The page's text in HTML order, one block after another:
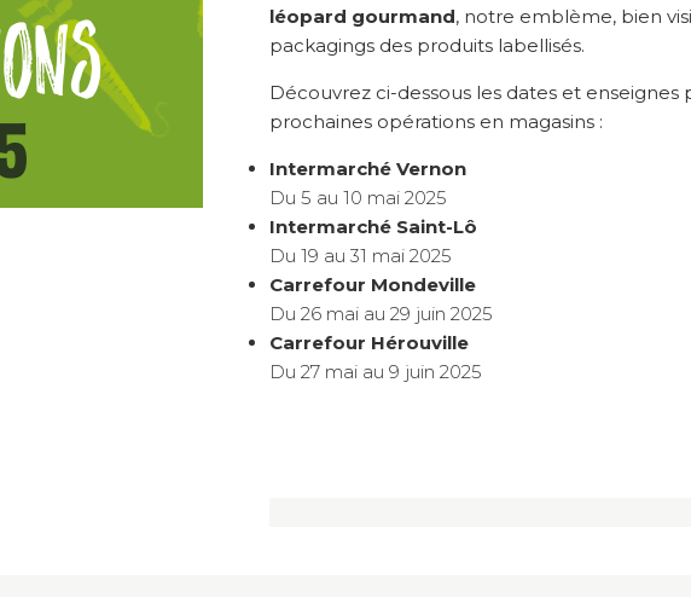
léopard gourmand, notre emblème, bien
packagings des produits labellisés.
Découvrez ci-dessous les dates et enseignes
prochaines opérations en magasins :
Intermarché Vernon
Du 5 au 10 mai 2025
Intermarché Saint-Lô
Du 19 au 31 mai 2025
Carrefour Mondeville
Du 26 mai au 29 juin 2025
Carrefour Hérouville
Du 27 mai au 9 juin 2025